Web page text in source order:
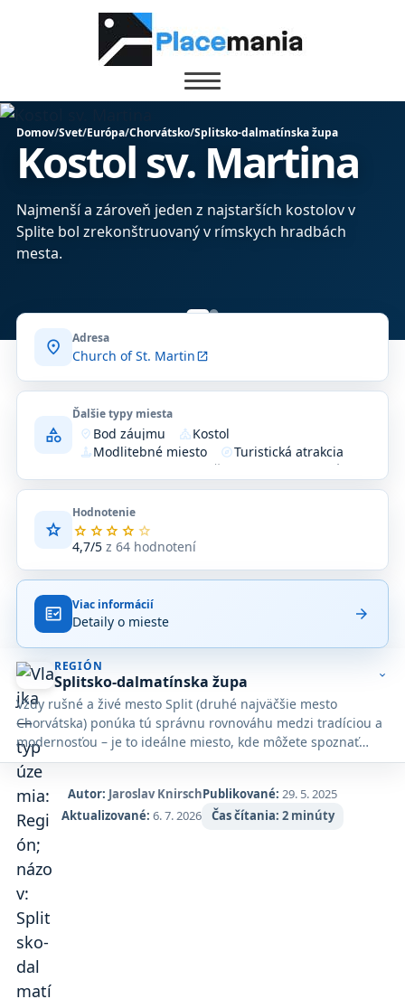
Domov/Svet/Európa/Chorvátsko/Splitsko-dalmatínska župa
Kostol sv. Martina
Najmenší a zároveň jeden z najstarších kostolov v
Splite bol zrekonštruovaný v rímskych hradbách
mesta.
location_on Adresa
Church of St. Martinopen_in_new
category
Ďalšie typy miesta
where_to_vote Bod záujmu churchKostol
candleModlitebné miesto exploreTuristická atrakcia
Združenie alebo organizácia
star
Hodnotenie
star star star star star
4,7/5z 64 hodnotení
Priemerné
hodnotenie
z
na
základe
64
hodnotení
na
Google
Maps.
fact_check Viac informácií
Detaily o mieste arrow_forward
REGIÓN
Splitsko-dalmatínska župa
Vždy rušné a živé mesto Split (druhé najväčšie mesto
Chorvátska) ponúka tú správnu rovnováhu medzi tradíciou a
modernosťou – je to ideálne miesto, kde môžete spoznať
skutočný dalmatínsky život.
expand_more
Autor: Jaroslav KnirschPublikované: 29. 5. 2025
Aktualizované: 6. 7. 2026 Čas čítania: 2 minúty